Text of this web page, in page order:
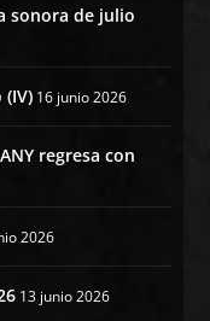
sonora de julio
(IV) 16 junio 2026
regresa con
2026
13 junio 2026